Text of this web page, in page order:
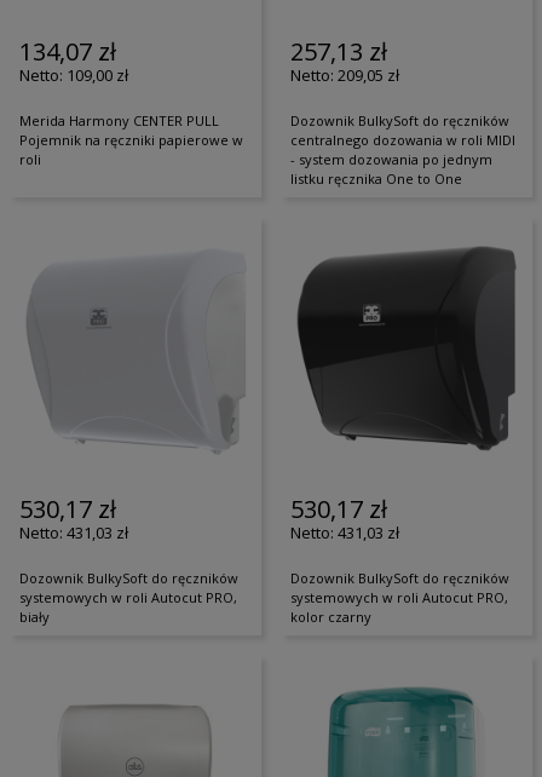
134,07 zł
109,00 zł
Merida Harmony CENTER PULL
Pojemnik na ręczniki papierowe w
roli
257,13 zł
209,05 zł
Dozownik BulkySoft do ręczników
centralnego dozowania w roli MIDI
- system dozowania po jednym
listku ręcznika One to One
530,17 zł
431,03 zł
Dozownik BulkySoft do ręczników
systemowych w roli Autocut PRO,
biały
530,17 zł
431,03 zł
Dozownik BulkySoft do ręczników
systemowych w roli Autocut PRO,
kolor czarny